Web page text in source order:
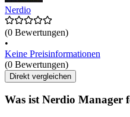
Nerdio
(0 Bewertungen)
•
Keine Preisinformationen
(0 Bewertungen)
Direkt vergleichen
Was ist Nerdio Manager